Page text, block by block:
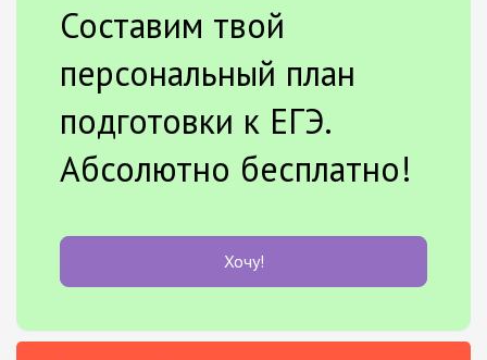
Составим твой
персональный план
подготовки к ЕГЭ.
Абсолютно бесплатно!
Хочу!